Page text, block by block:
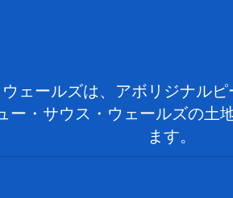
ェールズは、アボリジナル
ー・サウス・ウェールズの
ます。